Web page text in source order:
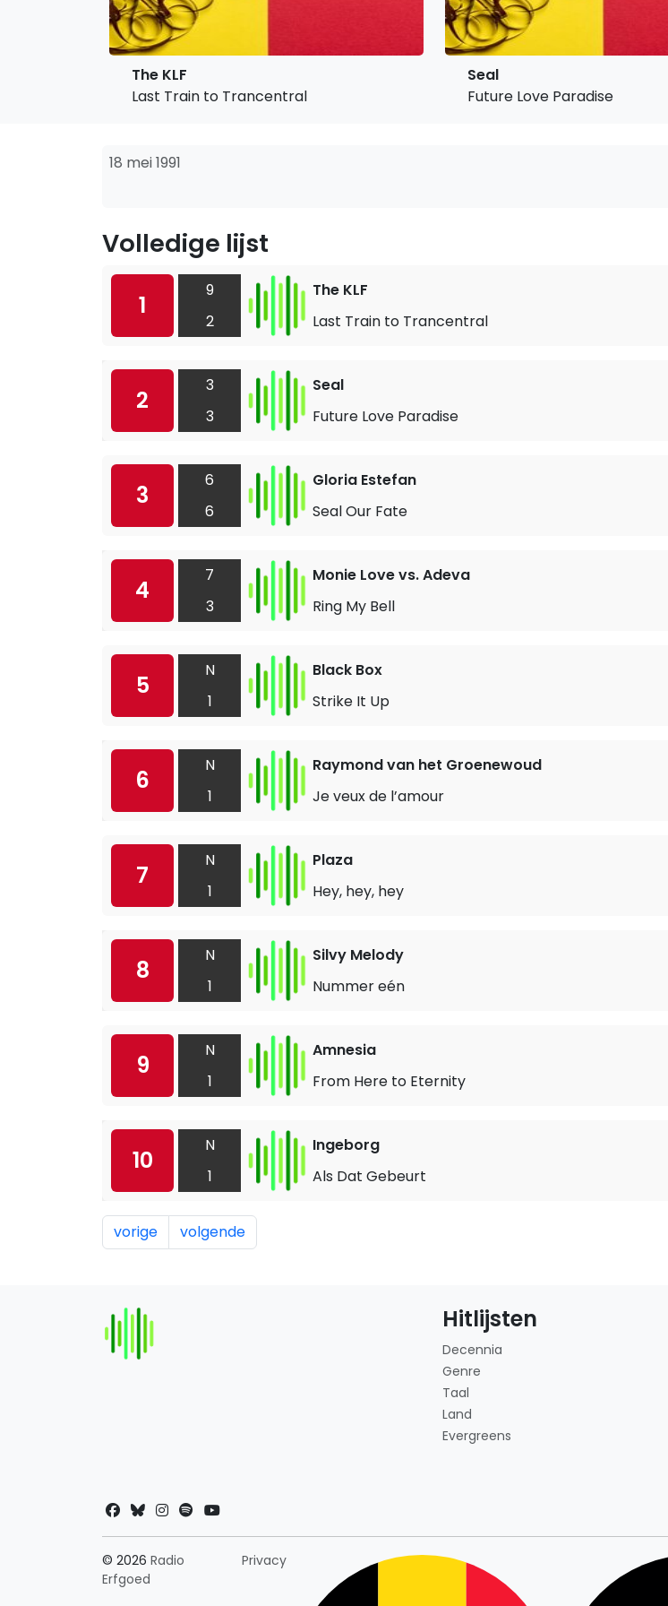
The KLF
Last Train to Trancentral
Seal
Future Love Paradise
18 mei 1991
Volledige lijst
1
9
2
The KLF
Last Train to Trancentral
2
3
3
Seal
Future Love Paradise
3
6
6
Gloria Estefan
Seal Our Fate
4
7
3
Monie Love vs. Adeva
Ring My Bell
5
N
1
Black Box
Strike It Up
6
N
1
Raymond van het Groenewoud
Je veux de l’amour
7
N
1
Plaza
Hey, hey, hey
8
N
1
Silvy Melody
Nummer eén
9
N
1
Amnesia
From Here to Eternity
10
N
1
Ingeborg
Als Dat Gebeurt
vorige volgende
Hitlijsten
Decennia
Genre
Taal
Land
Evergreens
© 2026 Radio
Erfgoed
PrivacyLandkeuze